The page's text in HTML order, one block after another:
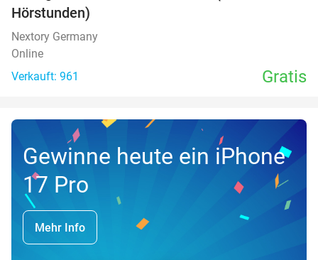
Hörstunden)
Nextory Germany
Online
Verkauft: 961
Gratis
Gewinne heute ein iPhone
17 Pro
Mehr Info